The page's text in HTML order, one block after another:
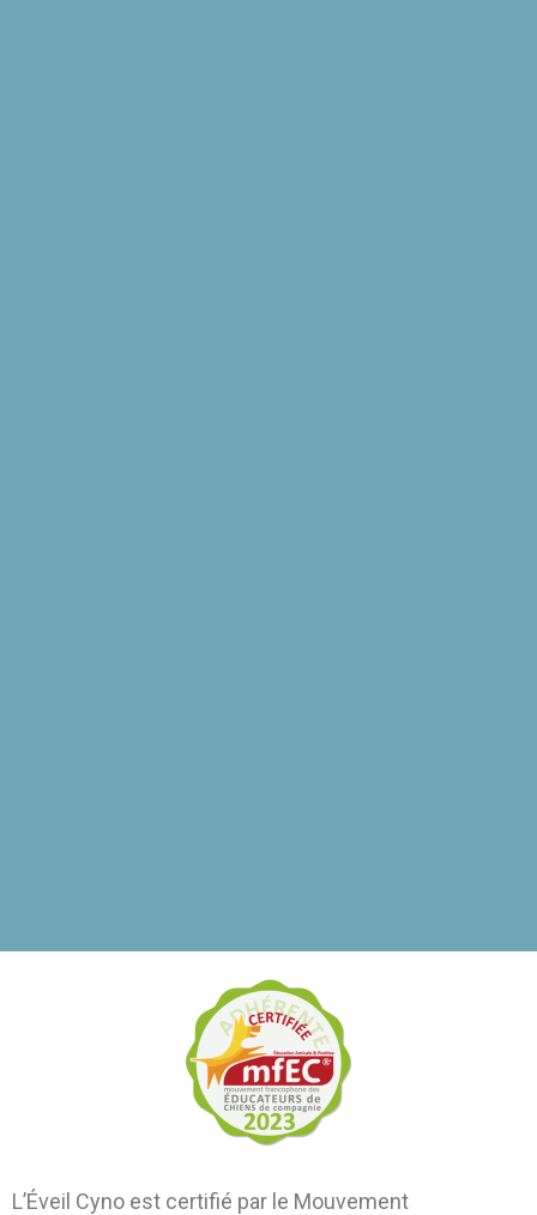
L’Éveil Cyno est certifié par le Mouvement